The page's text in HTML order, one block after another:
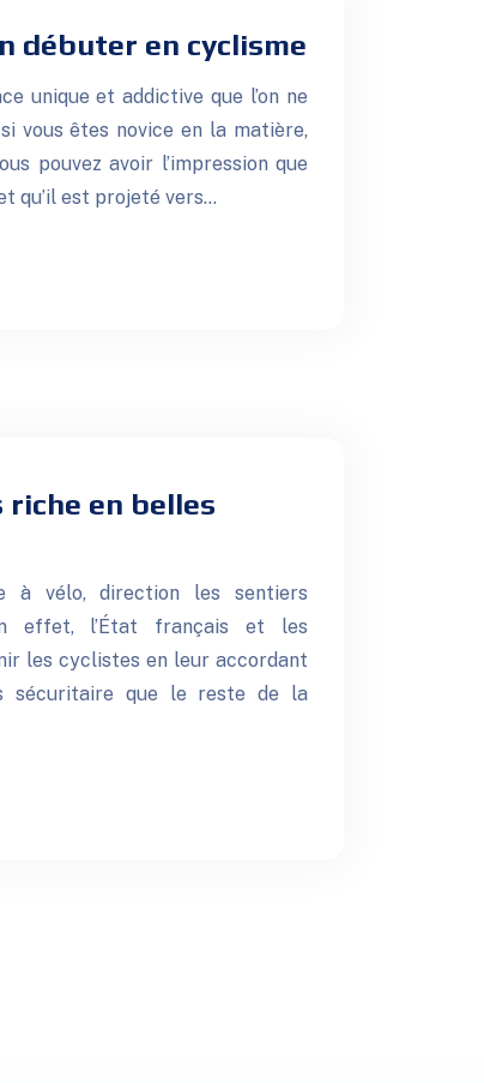
débuter en cyclisme
unique et addictive que l’on ne
vous êtes novice en la matière,
pouvez avoir l’impression que
qu’il est projeté vers…
riche en belles
à vélo, direction les sentiers
effet, l’État français et les
les cyclistes en leur accordant
sécuritaire que le reste de la